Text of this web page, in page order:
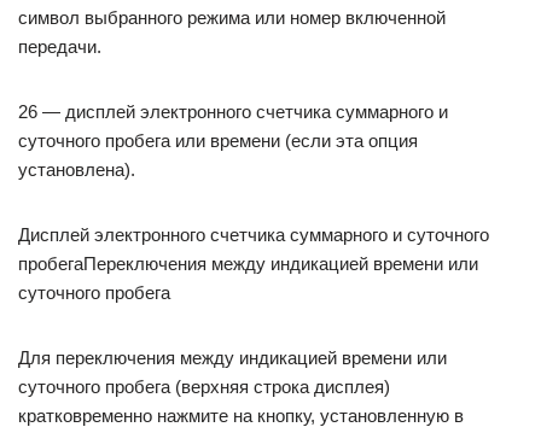
символ выбранного режима или номер включенной
передачи.
26 — дисплей электронного счетчика суммарного и
суточного пробега или времени (если эта опция
установлена).
Дисплей электронного счетчика суммарного и суточного
пробегаПереключения между индикацией времени или
суточного пробега
Для переключения между индикацией времени или
суточного пробега (верхняя строка дисплея)
кратковременно нажмите на кнопку, установленную в